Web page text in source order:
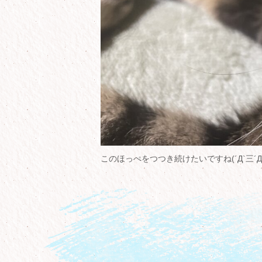
このほっぺをつつき続けたいですね(´Д`三